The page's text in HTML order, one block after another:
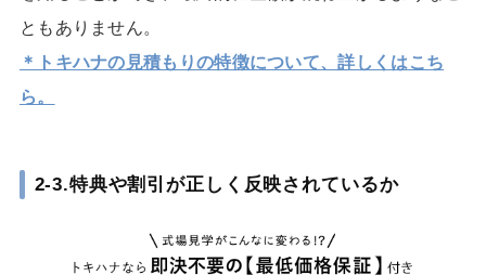
ともありません。
＊トキハナの見積もりの特徴について、詳しくはこち
ら。
2-3.特典や割引が正しく反映されているか